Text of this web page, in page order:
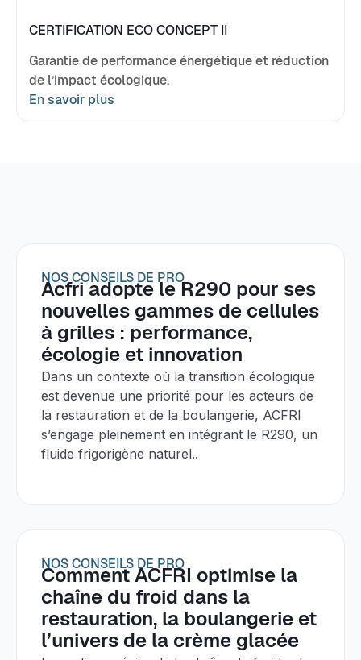
CERTIFICATION ECO CONCEPT II
Garantie de performance énergétique et réduction
de l’impact écologique.
En savoir plus
NOS CONSEILS DE PRO
Acfri adopte le R290 pour ses
nouvelles gammes de cellules
à grilles : performance,
écologie et innovation
Dans un contexte où la transition écologique
est devenue une priorité pour les acteurs de
la restauration et de la boulangerie, ACFRI
s’engage pleinement en intégrant le R290, un
fluide frigorigène naturel..
NOS CONSEILS DE PRO
Comment ACFRI optimise la
chaîne du froid dans la
restauration, la boulangerie et
l’univers de la crème glacée